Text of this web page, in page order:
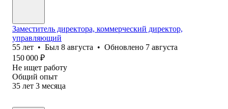
Заместитель директора, коммерческий директор,
управляющий
55 лет • Был 8 августа • Обновлено 7 августа
150 000 ₽
Не ищет работу
Общий опыт
35 лет 3 месяца